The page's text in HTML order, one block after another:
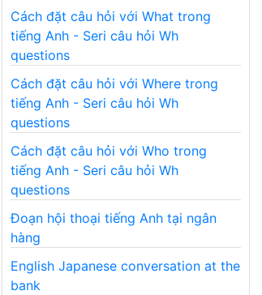
Cách đặt câu hỏi với What trong
tiếng Anh - Seri câu hỏi Wh
questions
Cách đặt câu hỏi với Where trong
tiếng Anh - Seri câu hỏi Wh
questions
Cách đặt câu hỏi với Who trong
tiếng Anh - Seri câu hỏi Wh
questions
Đoạn hội thoại tiếng Anh tại ngân
hàng
English Japanese conversation at the
bank